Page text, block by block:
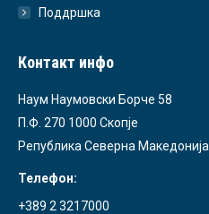
Поддршка
Контакт инфо
Наум Наумовски Борче 58
П.Ф. 270 1000 Скопје
Република Северна Македонија
Телефон:
+389 2 3217000